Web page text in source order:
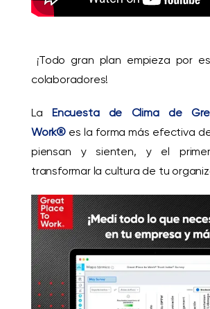
¡Todo gran plan empieza por
colaboradores!
La Encuesta de Clima de
Work® es la forma más efectiva
piensan y sienten, y el
transformar la cultura de tu